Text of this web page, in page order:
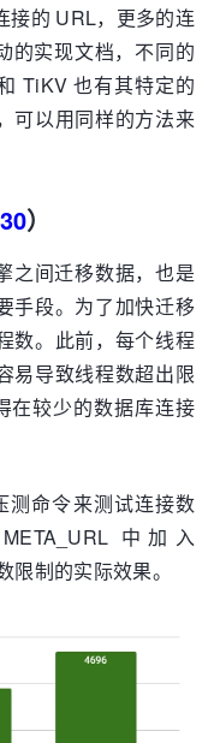
接的 URL，更多的连
的实现文档，不同的
TiKV 也有其特定的
可以用同样的方法来
）
之间迁移数据，也是
手段。为了加快迁移
数。此前，每个线程
易导致线程数超出限
在较少的数据库连接
测命令来测试连接数
中加入
制的实际效果。